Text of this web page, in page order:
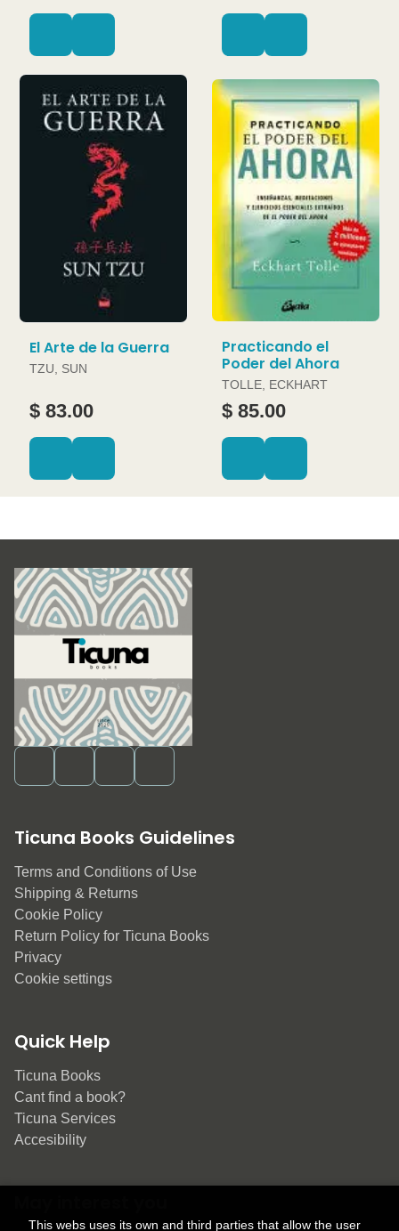
El Arte de la Guerra
TZU, SUN
$ 83.00
Practicando el
Poder del Ahora
TOLLE, ECKHART
$ 85.00
Ticuna Books Guidelines
Terms and Conditions of Use
Shipping & Returns
Cookie Policy
Return Policy for Ticuna Books
Privacy
Cookie settings
Quick Help
Ticuna Books
Cant find a book?
Ticuna Services
Accesibility
This webs uses its own and third parties that allow the user